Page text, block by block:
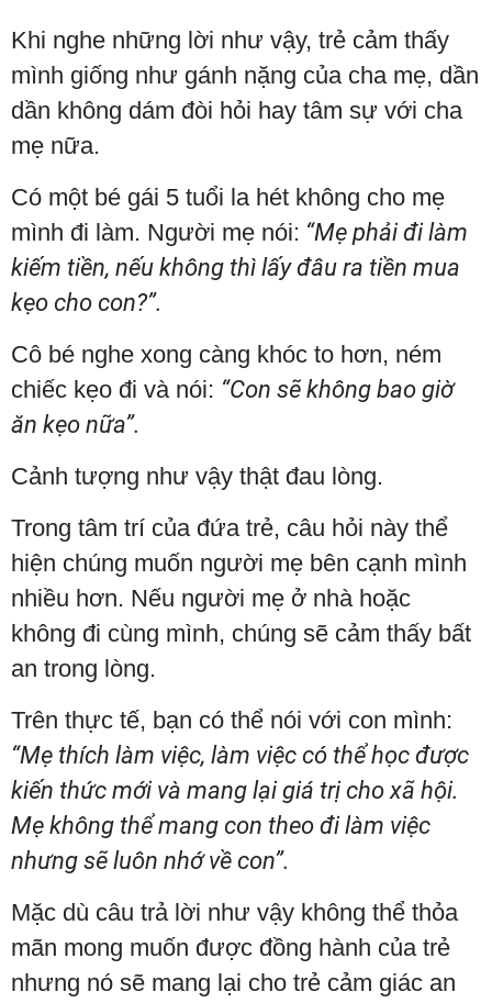
Khi nghe những lời như vậy, trẻ cảm thấy
mình giống như gánh nặng của cha mẹ, dần
dần không dám đòi hỏi hay tâm sự với cha
mẹ nữa.
Có một bé gái 5 tuổi la hét không cho mẹ
mình đi làm. Người mẹ nói: “Mẹ phải đi làm
kiếm tiền, nếu không thì lấy đâu ra tiền mua
kẹo cho con?”.
Cô bé nghe xong càng khóc to hơn, ném
chiếc kẹo đi và nói: “Con sẽ không bao giờ
ăn kẹo nữa”.
Cảnh tượng như vậy thật đau lòng.
Trong tâm trí của đứa trẻ, câu hỏi này thể
hiện chúng muốn người mẹ bên cạnh mình
nhiều hơn. Nếu người mẹ ở nhà hoặc
không đi cùng mình, chúng sẽ cảm thấy bất
an trong lòng.
Trên thực tế, bạn có thể nói với con mình:
“Mẹ thích làm việc, làm việc có thể học được
kiến ​​thức mới và mang lại giá trị cho xã hội.
Mẹ không thể mang con theo đi làm việc
nhưng sẽ luôn nhớ về con”.
Mặc dù câu trả lời như vậy không thể thỏa
mãn mong muốn được đồng hành của trẻ
nhưng nó sẽ mang lại cho trẻ cảm giác an